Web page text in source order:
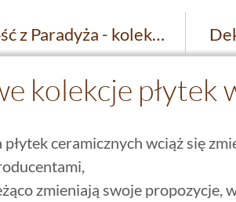
Nowość z Paradyża - kolekcja Hybrid Stone
kolekcje płytek
ceramicznych wciąż się
zmieniają swoje propozycje,